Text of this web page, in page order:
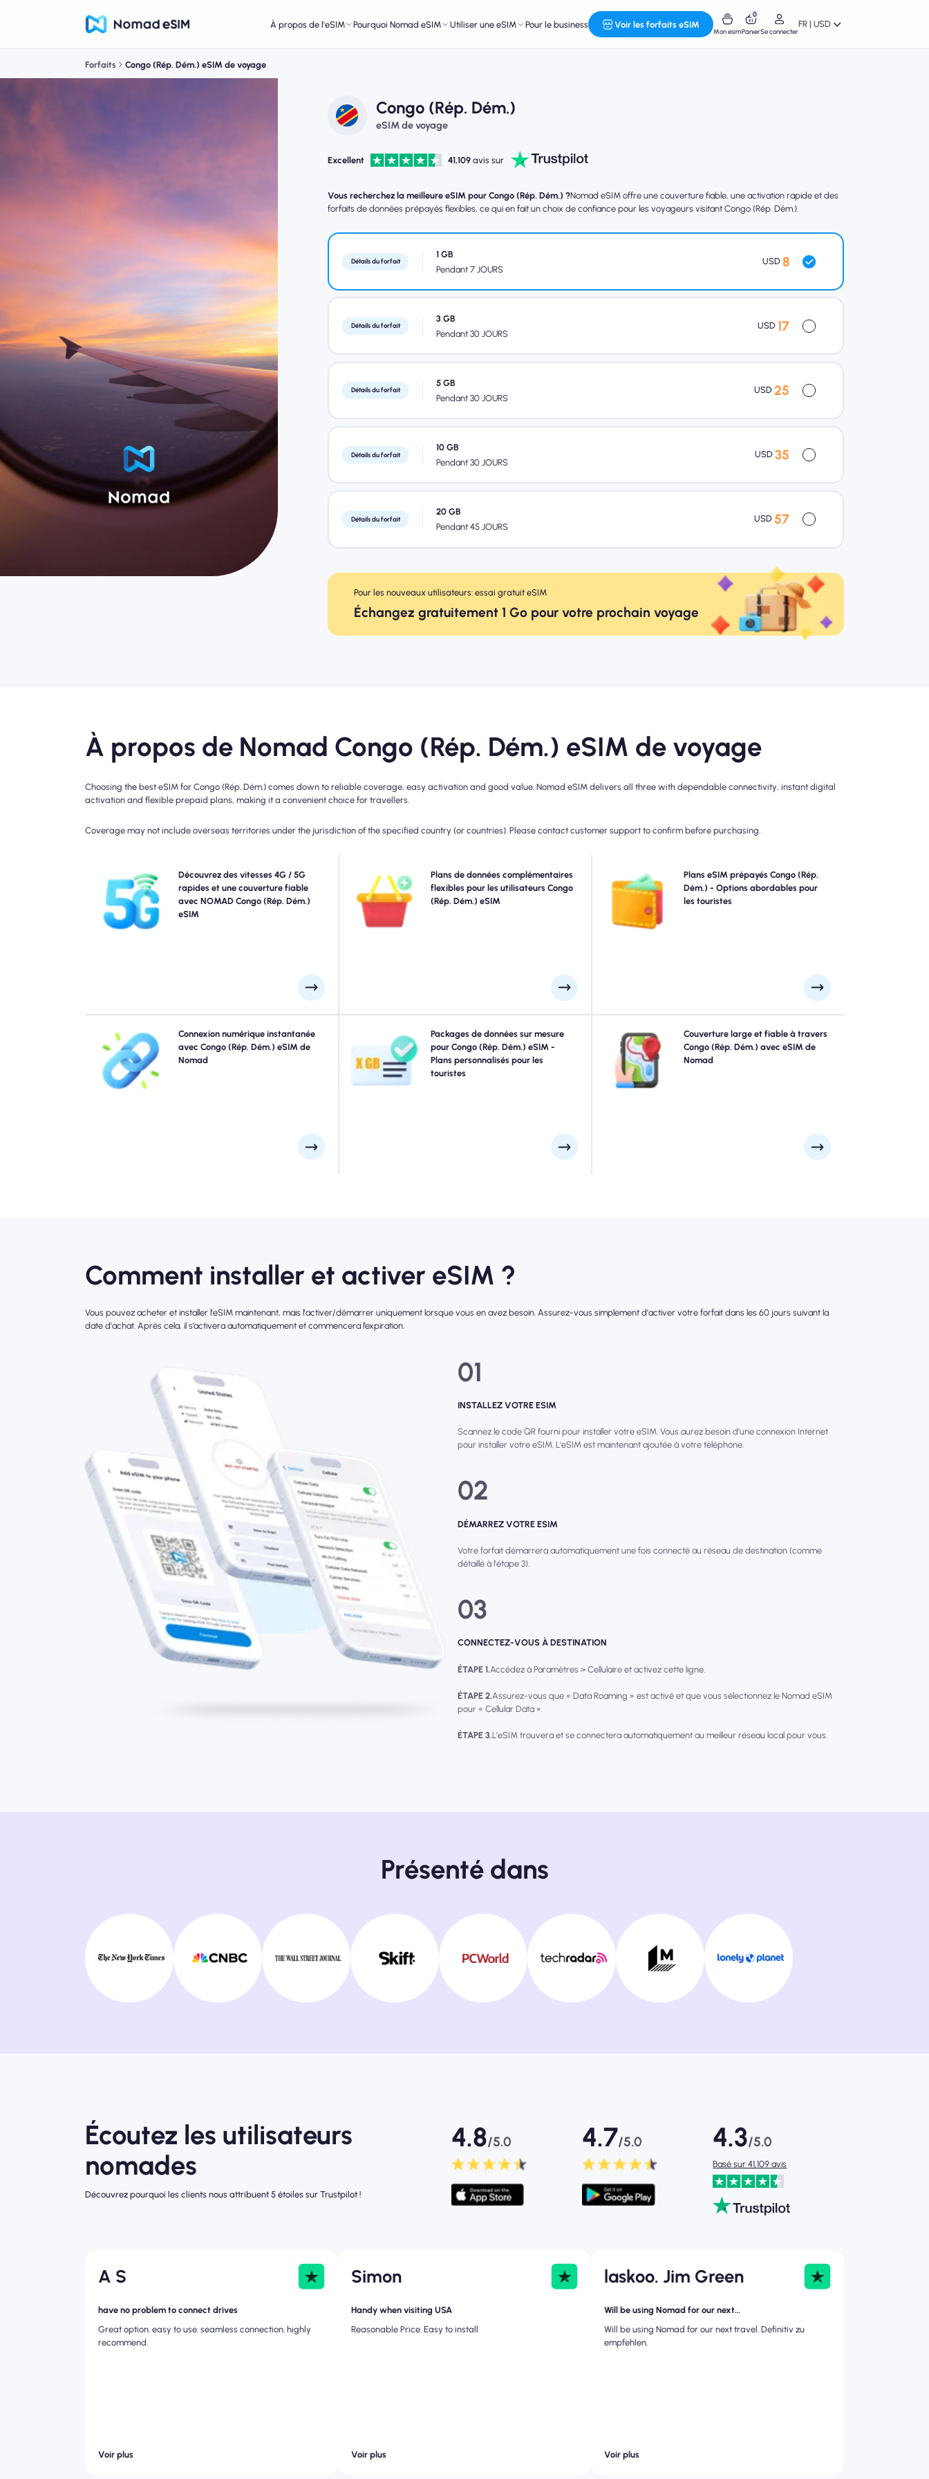
À propos de l'eSIM Pourquoi Nomad eSIM Utiliser une eSIM Pour le business Voir les forfaits eSIM
Mon esim
0
PanierSe connecter
FR | USD
Forfaits Congo (Rép. Dém.) eSIM de voyage
Congo (Rép. Dém.)
eSIM de voyage
Excellent 41,109 avis sur
Vous recherchez la meilleure eSIM pour Congo (Rép. Dém.) ?Nomad eSIM offre une couverture fiable, une activation rapide et des
forfaits de données prépayés flexibles, ce qui en fait un choix de confiance pour les voyageurs visitant Congo (Rép. Dém.).
Détails du forfait
1 GB
Pendant 7 JOURS
USD 8
Détails du forfait
3 GB
Pendant 30 JOURS
USD 17
Détails du forfait
5 GB
Pendant 30 JOURS
USD 25
Détails du forfait
10 GB
Pendant 30 JOURS
USD 35
Détails du forfait
20 GB
Pendant 45 JOURS
USD 57
Pour les nouveaux utilisateurs: essai gratuit eSIM
Échangez gratuitement 1 Go pour votre prochain voyage
À propos de Nomad Congo (Rép. Dém.) eSIM de voyage
Choosing the best eSIM for Congo (Rép. Dém.) comes down to reliable coverage, easy activation and good value. Nomad eSIM delivers all three with dependable connectivity, instant digital
activation and flexible prepaid plans, making it a convenient choice for travellers.
Coverage may not include overseas territories under the jurisdiction of the specified country (or countries). Please contact customer support to confirm before purchasing.
Découvrez des vitesses 4G / 5G
rapides et une couverture fiable
avec NOMAD Congo (Rép. Dém.)
eSIM
Découvrez la connectivité 4G avec le forfait eSIM 4G.
Veuillez vérifier les détails de votre plan pour la
disponibilité et la vitesse spécifiques du réseau, car la
couverture peut varier selon l'emplacement et l'heure de
Plans de données complémentaires
flexibles pour les utilisateurs Congo
(Rép. Dém.) eSIM
Besoin de plus de données ou étendant votre plan?
Achetez simplement un module complémentaire à votre
Congo (Rép. Dém.) eSIM pour continuer à profiter d'une
connectivité 5G / 4G transparente. Lorsque votre plan
initial expire, votre module complémentaire active
Plans eSIM prépayés Congo (Rép.
Dém.) - Options abordables pour
les touristes
Choisissez nos plans eSIM prépayés Congo (Rép. Dém.)
pour la connectivité 4G / 5G sans tracas. Payez
d'avance pour éviter les surprises de facturation post-
voyage et maintenez un contrôle complet sur votre
Connexion numérique instantanée
avec Congo (Rép. Dém.) eSIM de
Nomad
Sautez les files d'attente et oubliez les sims physiques.
Activez instantanément votre nomade Congo (Rép. Dém.)
eSIM à partir de votre appareil pour une connectivité 4G
/ 5G rapide. Obtenez en ligne le moment où vous arrivez
Packages de données sur mesure
pour Congo (Rép. Dém.) eSIM -
Plans personnalisés pour les
touristes
Voyager à Congo (Rép. Dém.)? Choisissez parmi nos
packages de données Congo (Rép. Dém.) conçus pour
répondre à tous les besoins, avec une connectivité 4G /
5G transparente. Quelques-uns de nos eSIMS
nécessitent une activation manuelle, veuillez consulter
Couverture large et fiable à travers
Congo (Rép. Dém.) avec eSIM de
Nomad
Explorez Congo (Rép. Dém.) avec confiance en utilisant
Congo (Rép. Dém.) eSIM de NOMAD, offrant une
couverture 4G / 5G fiable à travers les principales
attractions et quartiers commerciaux de la ville. Restez
connecté, peu importe où votre voyage vous mène.
Comment installer et activer eSIM ?
Vous pouvez acheter et installer l'eSIM maintenant, mais l'activer/démarrer uniquement lorsque vous en avez besoin. Assurez-vous simplement d'activer votre forfait dans les 60 jours suivant la
date d'achat. Après cela, il s’activera automatiquement et commencera l’expiration.
01
INSTALLEZ VOTRE ESIM
Scannez le code QR fourni pour installer votre eSIM. Vous aurez besoin d’une connexion Internet
pour installer votre eSIM. L'eSIM est maintenant ajoutée à votre téléphone.
02
DÉMARREZ VOTRE ESIM
Votre forfait démarrera automatiquement une fois connecté au réseau de destination (comme
détaillé à l'étape 3).
03
CONNECTEZ-VOUS À DESTINATION
ÉTAPE 1.Accédez à Paramètres > Cellulaire et activez cette ligne.
ÉTAPE 2.Assurez-vous que « Data Roaming » est activé et que vous sélectionnez le Nomad eSIM
pour « Cellular Data ».
ÉTAPE 3.L'eSIM trouvera et se connectera automatiquement au meilleur réseau local pour vous.
Présenté dans
Écoutez les utilisateurs
nomades
Découvrez pourquoi les clients nous attribuent 5 étoiles sur Trustpilot !
4.8/5.0 4.7/5.0 4.3/5.0
Basé sur 41,109 avis
A S
have no problem to connect drives
Great option. easy to use. seamless connection. highly
recommend.
Voir plus
Simon
Handy when visiting USA
Reasonable Price. Easy to install
Voir plus
laskoo. Jim Green
Will be using Nomad for our next…
Will be using Nomad for our next travel. Definitiv zu
empfehlen.
Voir plus